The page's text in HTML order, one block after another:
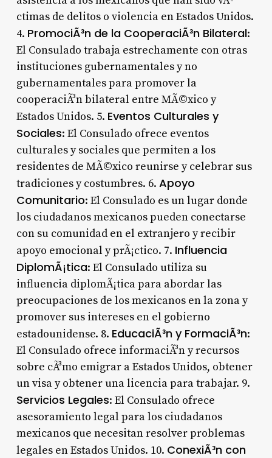
ctimas de delitos o violencia en Estados Unidos.
4. PromociÃ³n de la CooperaciÃ³n Bilateral:
El Consulado trabaja estrechamente con otras
instituciones gubernamentales y no
gubernamentales para promover la
cooperaciÃ³n bilateral entre MÃ©xico y
Estados Unidos. 5. Eventos Culturales y
Sociales: El Consulado ofrece eventos
culturales y sociales que permiten a los
residentes de MÃ©xico reunirse y celebrar sus
tradiciones y costumbres. 6. Apoyo
Comunitario: El Consulado es un lugar donde
los ciudadanos mexicanos pueden conectarse
con su comunidad en el extranjero y recibir
apoyo emocional y prÃ¡ctico. 7. Influencia
DiplomÃ¡tica: El Consulado utiliza su
influencia diplomÃ¡tica para abordar las
preocupaciones de los mexicanos en la zona y
promover sus intereses en el gobierno
estadounidense. 8. EducaciÃ³n y FormaciÃ³n:
El Consulado ofrece informaciÃ³n y recursos
sobre cÃ³mo emigrar a Estados Unidos, obtener
un visa y obtener una licencia para trabajar. 9.
Servicios Legales: El Consulado ofrece
asesoramiento legal para los ciudadanos
mexicanos que necesitan resolver problemas
legales en Estados Unidos. 10. ConexiÃ³n con